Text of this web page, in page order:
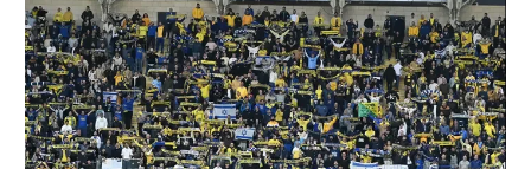
לוח דרושים – ג'ובנט
תגיות
המגזין